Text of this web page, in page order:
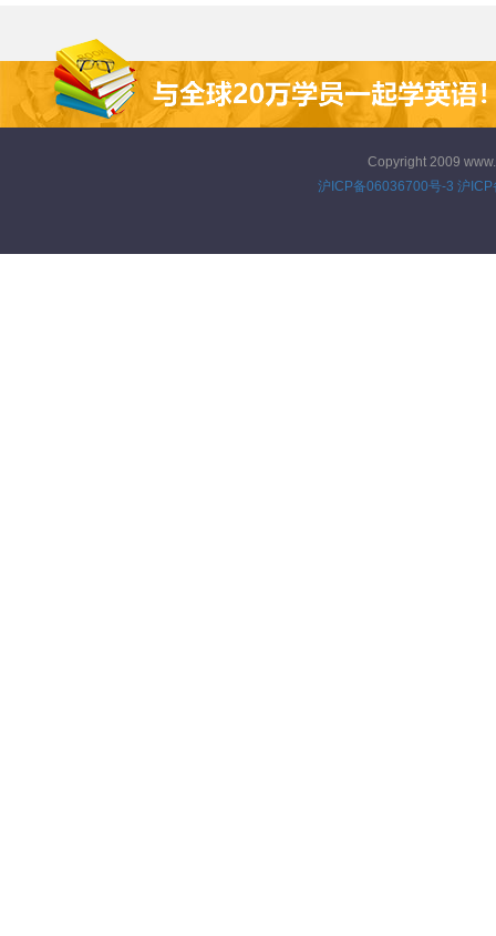
Copyright 2009
沪ICP备06036700号-3 沪